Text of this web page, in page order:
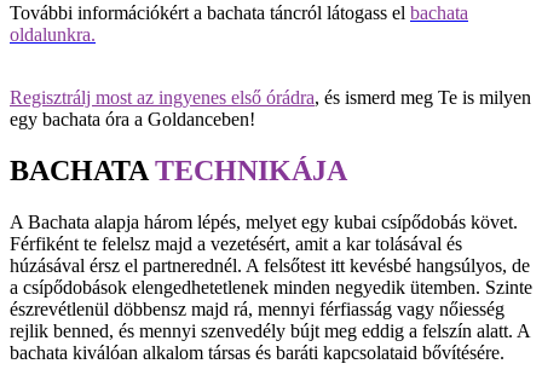
További információkért a bachata táncról látogass el bachata
oldalunkra.
Regisztrálj most az ingyenes első órádra, és ismerd meg Te is milyen
egy bachata óra a Goldanceben!
BACHATA TECHNIKÁJA
A Bachata alapja három lépés, melyet egy kubai csípődobás követ.
Férfiként te felelsz majd a vezetésért, amit a kar tolásával és
húzásával érsz el partnerednél. A felsőtest itt kevésbé hangsúlyos, de
a csípődobások elengedhetetlenek minden negyedik ütemben. Szinte
észrevétlenül döbbensz majd rá, mennyi férfiasság vagy nőiesség
rejlik benned, és mennyi szenvedély bújt meg eddig a felszín alatt. A
bachata kiválóan alkalom társas és baráti kapcsolataid bővítésére.